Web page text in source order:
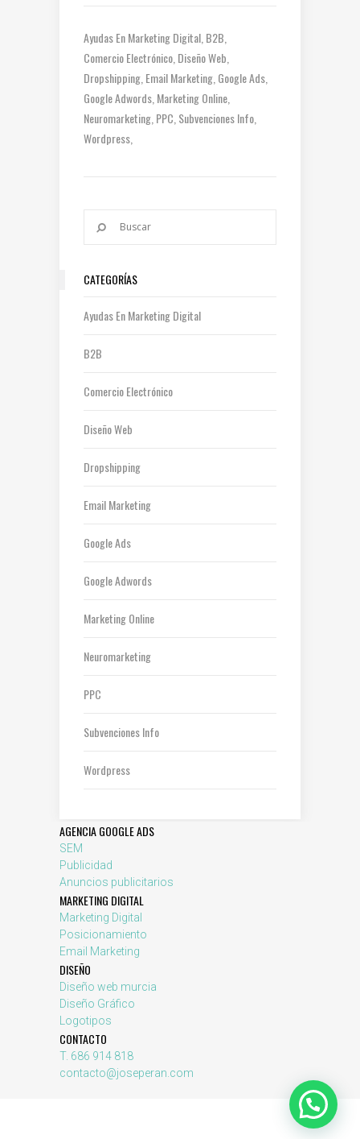
Ayudas En Marketing Digital B2B
Comercio Electrónico Diseño Web
Dropshipping Email Marketing Google Ads
Google Adwords Marketing Online
Neuromarketing PPC Subvenciones Info
Wordpress
CATEGORÍAS
Ayudas En Marketing Digital
B2B
Comercio Electrónico
Diseño Web
Dropshipping
Email Marketing
Google Ads
Google Adwords
Marketing Online
Neuromarketing
PPC
Subvenciones Info
Wordpress
AGENCIA GOOGLE ADS
SEM
Publicidad
Anuncios publicitarios
MARKETING DIGITAL
Marketing Digital
Posicionamiento
Email Marketing
DISEÑO
Diseño web murcia
Diseño Gráfico
Logotipos
CONTACTO
T. 686 914 818
contacto@joseperan.com